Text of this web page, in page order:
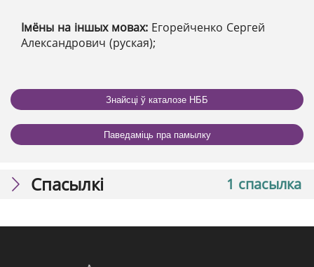
Імёны на іншых мовах: Егорейченко Сергей
Александрович (руская);
Знайсці ў каталозе НББ
Паведаміць пра памылку
1 спасылка
Спасылкі